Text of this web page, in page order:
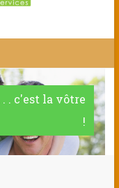
. . c'est la vôtre
!